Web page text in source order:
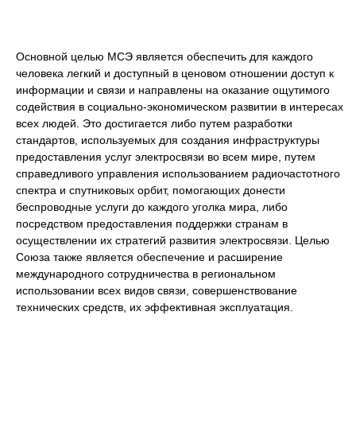
Основной целью МСЭ является обеспечить для каждого
человека легкий и доступный в ценовом отношении доступ к
информации и связи и направлены на оказание ощутимого
содействия в социально-экономическом развитии в интересах
всех людей. Это достигается либо путем разработки
стандартов, используемых для создания инфраструктуры
предоставления услуг электросвязи во всем мире, путем
справедливого управления использованием радиочастотного
спектра и спутниковых орбит, помогающих донести
беспроводные услуги до каждого уголка мира, либо
посредством предоставления поддержки странам в
осуществлении их стратегий развития электросвязи. Целью
Союза также является обеспечение и расширение
международного сотрудничества в региональном
использовании всех видов связи, совершенствование
технических средств, их эффективная эксплуатация.